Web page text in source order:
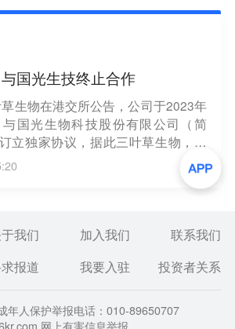
国光生技终止合作
生物在港交所公告，公司于2023年
国光生物科技股份有限公司（简
立独家协议，据此三叶草生物，包
大陆分销四价季节性流感疫苗。鉴
重大变化，公司行使独家协议项下之
司已于2025年6月15日向国光生技发
与国光生技将停止该合作，且公司
对公司的运营产生重大不利影响。
SCB-1019在RSV疫苗重复接种和作
疫苗一部分的研究应用开发。
我们 加入我们
联系我们
报道 我要入驻 投资者关系
年人保护举报电话：010-89650707